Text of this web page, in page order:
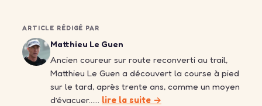
ARTICLE RÉDIGÉ PAR
Matthieu Le Guen
Ancien coureur sur route reconverti au trail,
Matthieu Le Guen a découvert la course à pied
sur le tard, après trente ans, comme un moyen
d’évacuer…… lire la suite →